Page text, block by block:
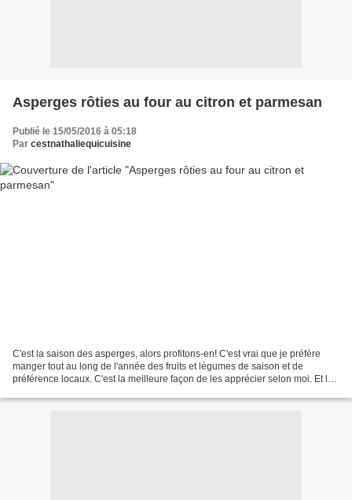
Asperges rôties au four au citron et parmesan
Publié le 15/05/2016 à 05:18
Par cestnathaliequicuisine
C'est la saison des asperges, alors profitons-en! C'est vrai que je préfère
manger tout au long de l'année des fruits et légumes de saison et de
préférence locaux. C'est la meilleure façon de les apprécier selon moi. Et les